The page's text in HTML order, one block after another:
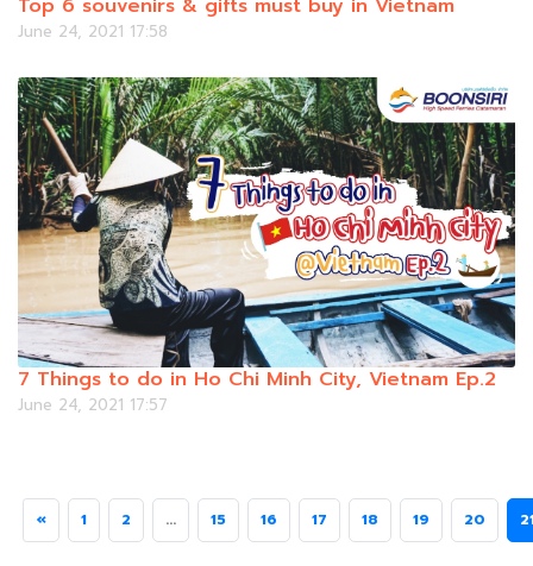
June 24, 2021 17:58
7 Things to do in Ho Chi Minh City, Vietnam Ep.2
June 24, 2021 17:57
« 1 2 ... 15 16 17 18 19 20